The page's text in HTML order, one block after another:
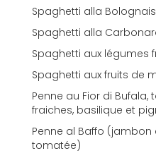
Spaghetti alla
Spaghetti alla
Spaghetti aux légumes
Spaghetti aux fruits de
Penne au Fior di Bufala,
fraiches, basilique et
Penne al Baffo (jambon
tomatée)